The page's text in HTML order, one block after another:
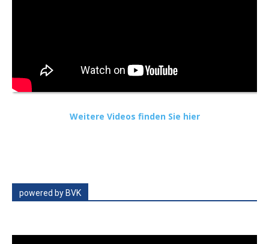
Weitere Videos finden Sie hier
powered by BVK